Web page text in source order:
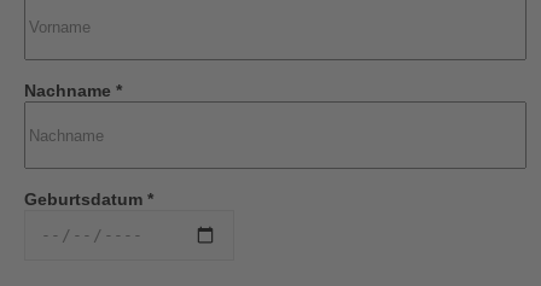
Nachname *
Geburtsdatum *